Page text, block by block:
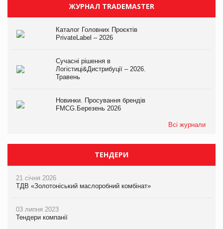
ЖУРНАЛ TRADEMASTER
Каталог Головних Проєктів
PrivateLabel – 2026
Сучасні рішення в
Логістиці&Дистрибуції – 2026.
Травень
Новинки. Просування брендів
FMCG.Березень 2026
Всі журнали
ТЕНДЕРИ
21 січня 2026
ТДВ «Золотоніський маслоробний комбінат»
03 липня 2023
Тендери компанії